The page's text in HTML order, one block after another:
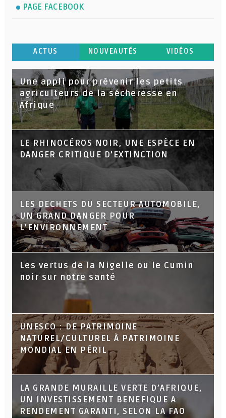
PAGE FACEBOOK
ACTUS NOUVEAUTÉS VIDÉOS
Une appli pour prévenir les petits
agriculteurs de la sécheresse en
Afrique
LE RHINOCÉROS NOIR, UNE ESPÈCE EN
DANGER CRITIQUE D’EXTINCTION
LES DECHETS DU SECTEUR AUTOMOBILE,
UN GRAND DANGER POUR
L’ENVIRONNEMENT
Les vertus de la Nigelle ou le Cumin
noir sur notre santé
UNESCO : DE PATRIMOINE
NATUREL/CULTUREL À PATRIMOINE
MONDIAL EN PÉRIL
LA GRANDE MURAILLE VERTE D’AFRIQUE,
UN INVESTISSEMENT BENEFIQUE A
RENDEMENT GARANTI, SELON LA FAO